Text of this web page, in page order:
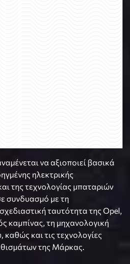
να αξιοποιεί βασικά
ηλεκτρικής
της τεχνολογίας μπαταριών
συνδυασμό με τη
ταυτότητα της Opel,
καμπίνας, τη μηχανολογική
καθώς και τις τεχνολογίες
της Μάρκας.